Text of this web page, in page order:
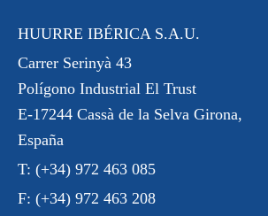
HUURRE IBÉRICA S.A.U.
Carrer Serinyà 43
Polígono Industrial El Trust
E-17244 Cassà de la Selva Girona,
España
T: (+34) 972 463 085
F: (+34) 972 463 208